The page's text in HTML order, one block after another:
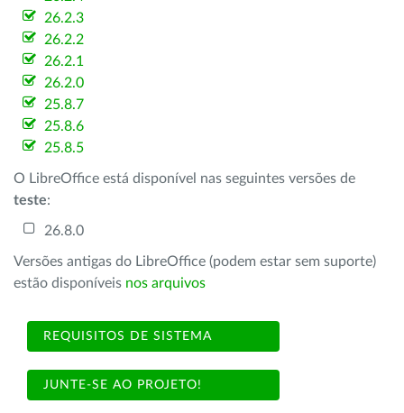
26.2.3
26.2.2
26.2.1
26.2.0
25.8.7
25.8.6
25.8.5
O LibreOffice está disponível nas seguintes versões de
teste:
26.8.0
Versões antigas do LibreOffice (podem estar sem suporte)
estão disponíveis nos arquivos
REQUISITOS DE SISTEMA
JUNTE-SE AO PROJETO!